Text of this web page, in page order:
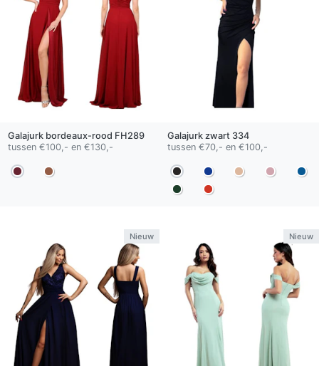
Galajurk bordeaux-rood FH289
tussen €100,- en €130,-
Galajurk zwart334
tussen €70,- en €100,-
Nieuw Nieuw